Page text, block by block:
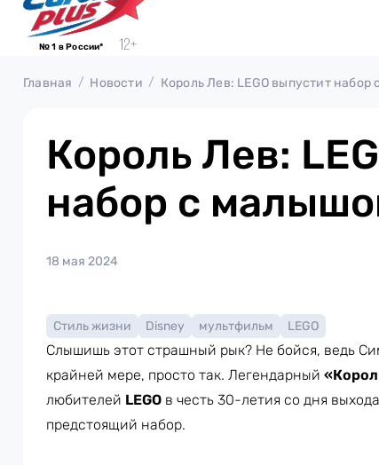
№ 1 в России*
Главная Новости Король Лев: LEGO выпустит
Король Лев:
набор с
18 мая 2024
Стиль жизни Disney мультфильм LEGO
Слышишь этот страшный рык? Не бойся, ведь
крайней мере, просто так. Легендарный
любителей LEGO в честь 30-летия со дня
предстоящий набор.